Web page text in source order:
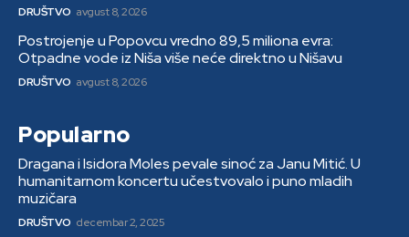
DRUŠTVO avgust 8, 2026
Postrojenje u Popovcu vredno 89,5 miliona evra:
Otpadne vode iz Niša više neće direktno u Nišavu
DRUŠTVO avgust 8, 2026
Popularno
Dragana i Isidora Moles pevale sinoć za Janu Mitić. U
humanitarnom koncertu učestvovalo i puno mladih
muzičara
DRUŠTVO decembar 2, 2025